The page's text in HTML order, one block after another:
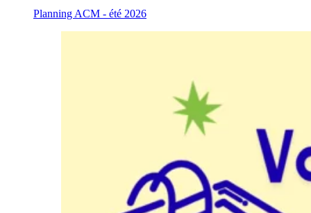
Planning ACM - été 2026